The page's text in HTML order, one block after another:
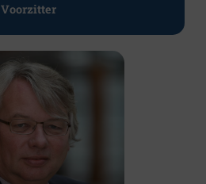
Voorzitter